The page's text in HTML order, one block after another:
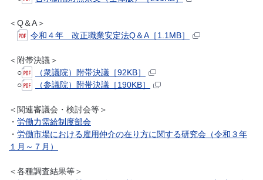
＜Q＆A＞
令和４年 改正職業安定法Q＆A［1.1MB］
＜附帯決議＞
○
（衆議院）附帯決議［92KB］
○
（参議院）附帯決議［190KB］
＜関連審議会・検討会等＞
・ 労働力需給制度部会
・ 労働市場における雇用仲介の在り方に関する研究会（令和３年
１月～７月）
＜各種調査結果等＞